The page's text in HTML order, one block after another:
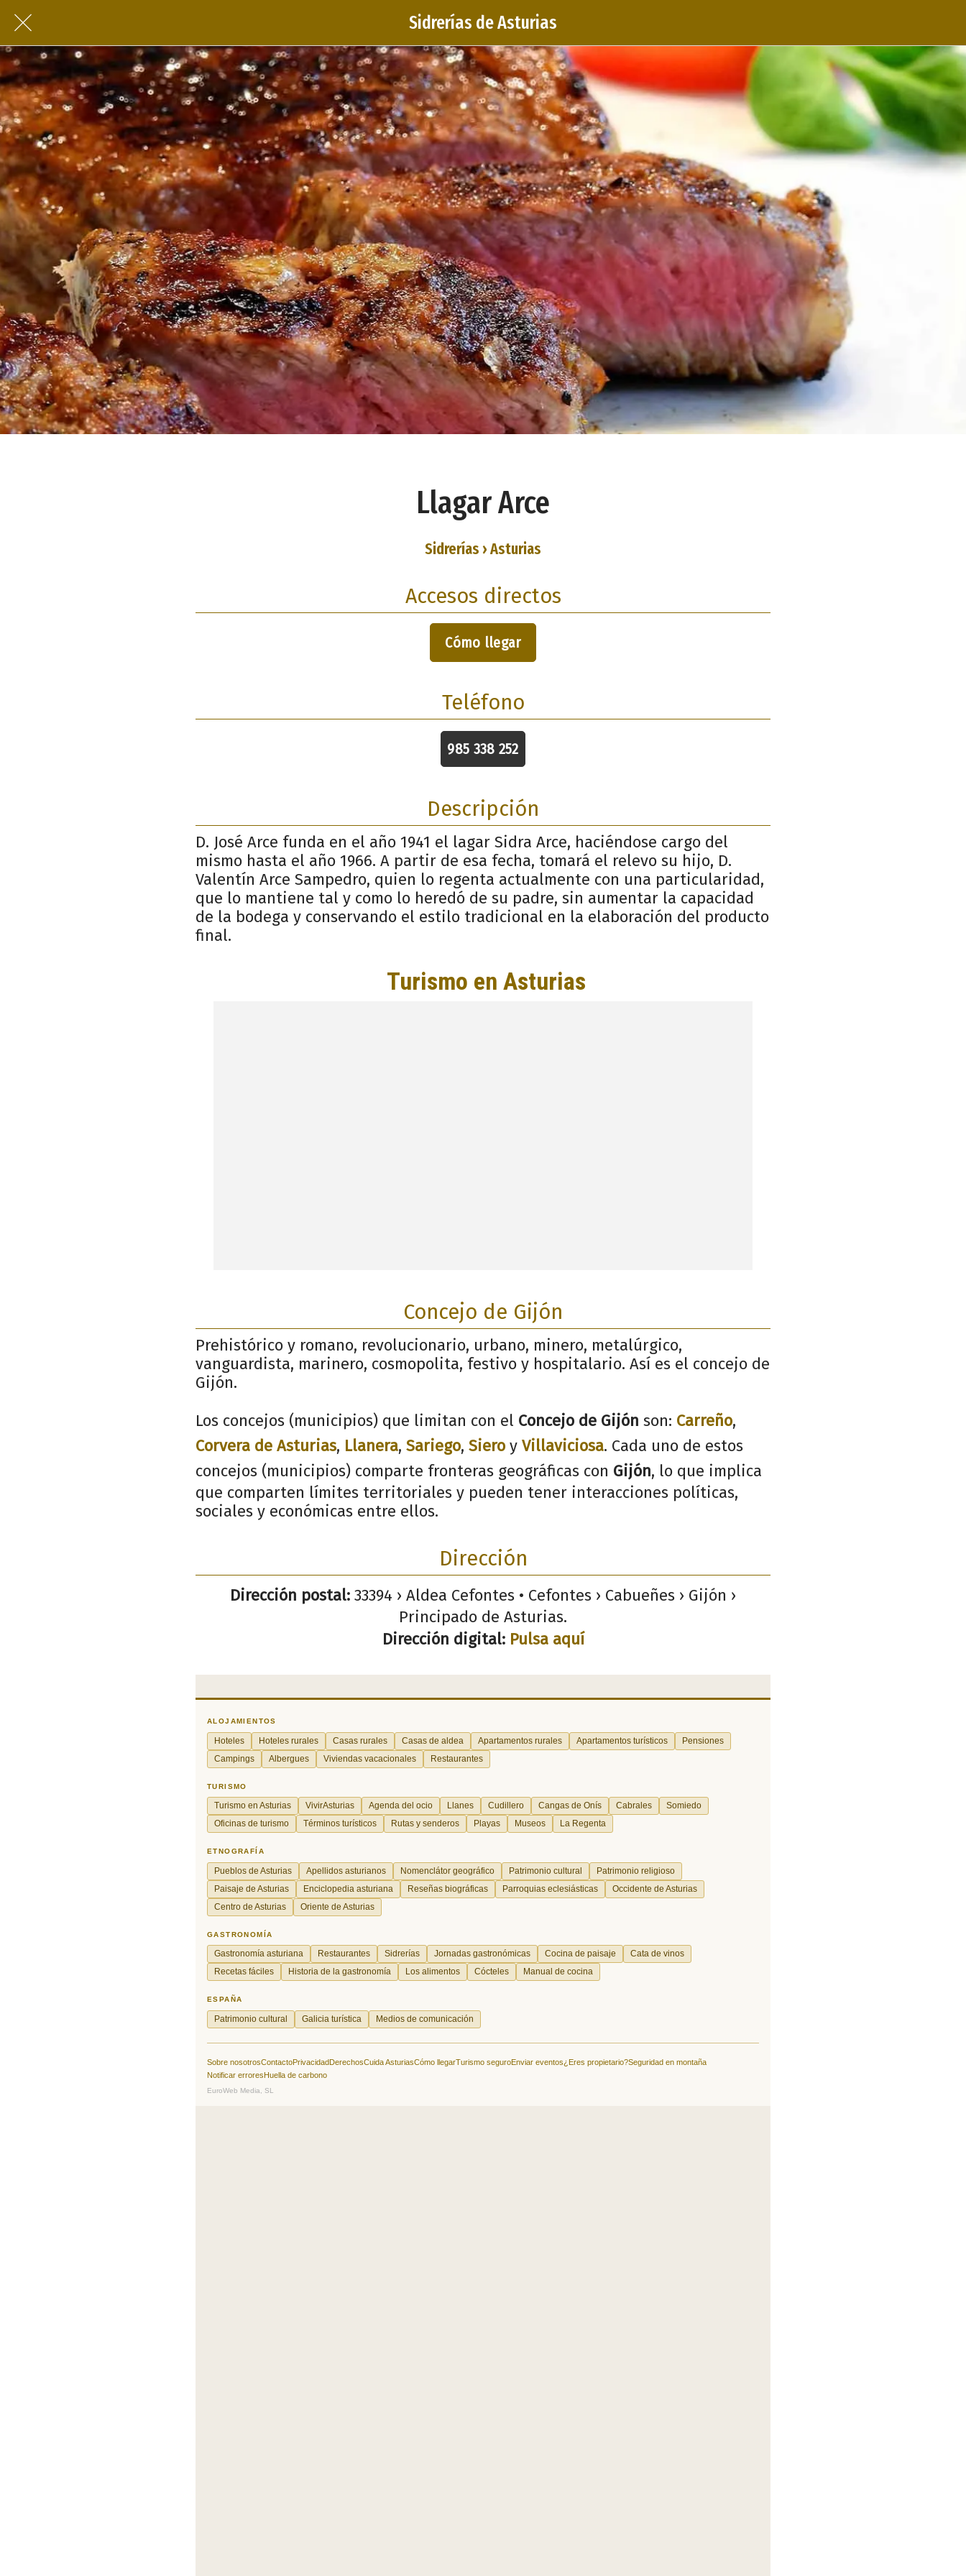
Sidrerías de Asturias
Llagar Arce
Sidrerías › Asturias
Accesos directos
Cómo llegar
Teléfono
985 338 252
Descripción
D. José Arce funda en el año 1941 el lagar Sidra Arce, haciéndose cargo del
mismo hasta el año 1966. A partir de esa fecha, tomará el relevo su hijo, D.
Valentín Arce Sampedro, quien lo regenta actualmente con una particularidad,
que lo mantiene tal y como lo heredó de su padre, sin aumentar la capacidad
de la bodega y conservando el estilo tradicional en la elaboración del producto
final.
Concejo de Gijón
Prehistórico y romano, revolucionario, urbano, minero, metalúrgico,
vanguardista, marinero, cosmopolita, festivo y hospitalario. Así es el concejo de
Gijón.
Los concejos (municipios) que limitan con el Concejo de Gijón son: Carreño,
Corvera de Asturias, Llanera, Sariego, Siero y Villaviciosa. Cada uno de estos
concejos (municipios) comparte fronteras geográficas con Gijón, lo que implica
que comparten límites territoriales y pueden tener interacciones políticas,
sociales y económicas entre ellos.
Dirección
Dirección postal: 33394 › Aldea Cefontes • Cefontes › Cabueñes › Gijón ›
Principado de Asturias.
Dirección digital: Pulsa aquí